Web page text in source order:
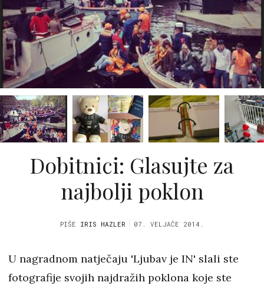
Dobitnici: Glasujte za
najbolji poklon
PIŠE IRIS HAZLER 07. VELJAČE 2014.
U nagradnom natječaju 'Ljubav je IN' slali ste
fotografije svojih najdražih poklona koje ste